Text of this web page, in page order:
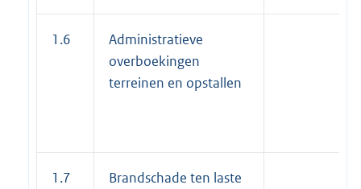
1.6
Administratieve
overboekingen
terreinen en opstallen
1.7
Brandschade ten laste